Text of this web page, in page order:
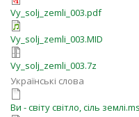
Vy_solj_zemli_003.pdf
Vy_solj_zemli_003.MID
Vy_solj_zemli_003.7z
Українські слова
Ви - світу світло, сіль